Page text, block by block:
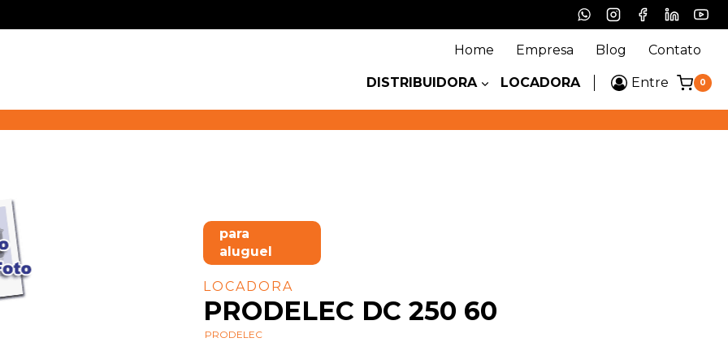
Home Empresa Blog Contato
DISTRIBUIDORA LOCADORA Entre 0
para
aluguel
LOCADORA
PRODELEC DC 250 60
PRODELEC